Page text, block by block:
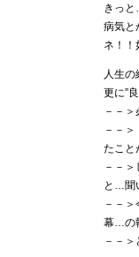
きっ
病気と
ネ！！
人生
更に”
－－
－－
たこ
－－
と…聞
－－
幕…の
－－